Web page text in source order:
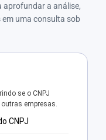
aprofundar a análise,
uma consulta sob
se o CNPJ
empresas.
CNPJ